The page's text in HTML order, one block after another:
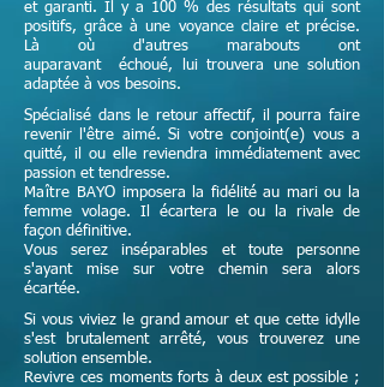
et garanti. Il y a 100 % des résultats qui sont
positifs, grâce à une voyance claire et précise.
Là où d'autres marabouts ont
auparavant échoué, lui trouvera une solution
adaptée à vos besoins.
Spécialisé dans le retour affectif, il pourra faire
revenir l'être aimé. Si votre conjoint(e) vous a
quitté, il ou elle reviendra immédiatement avec
passion et tendresse.
Maître BAYO imposera la fidélité au mari ou la
femme volage. Il écartera le ou la rivale de
façon définitive.
Vous serez inséparables et toute personne
s'ayant mise sur votre chemin sera alors
écartée.
Si vous viviez le grand amour et que cette idylle
s'est brutalement arrêté, vous trouverez une
solution ensemble.
Revivre ces moments forts à deux est possible ;